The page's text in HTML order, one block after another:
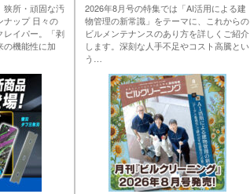
狭所・頑固な汚
ナップ 日々の
レイパー。「剥
の機能性に加
2026年8月号の特集では「AI活用による建
物管理の新常識」をテーマに、これからの
ビルメンテナンスのあり方を詳しくご紹介
します。深刻な人手不足やコスト高騰とい
う…